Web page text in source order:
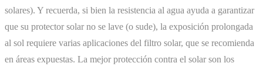
solares). Y recuerda, si bien la resistencia al agua ayuda a garantizar
que su protector solar no se lave (o sude), la exposición prolongada
al sol requiere varias aplicaciones del filtro solar, que se recomienda
en áreas expuestas. La mejor protección contra el solar son los